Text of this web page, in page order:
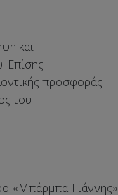
και
Επίσης
προσφοράς
του
«Μπάρμπα-